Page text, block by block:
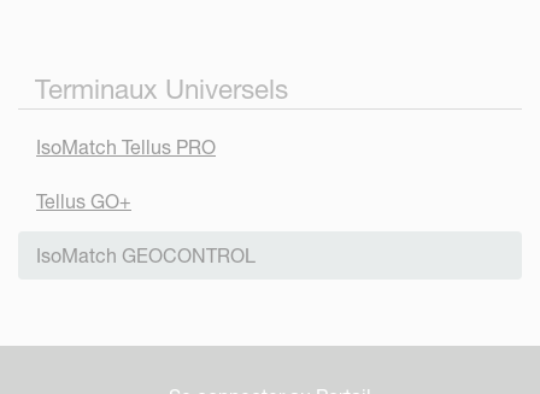
Terminaux Universels
IsoMatch Tellus PRO
Tellus GO+
IsoMatch GEOCONTROL